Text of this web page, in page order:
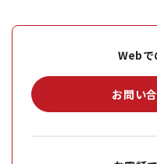
Webで
お問い